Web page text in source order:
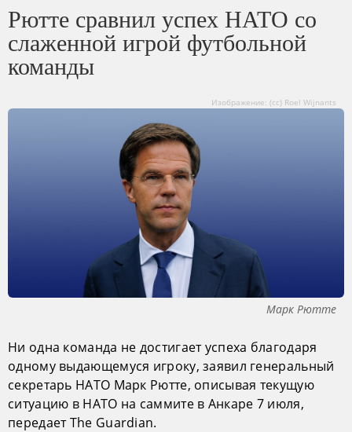
Рютте сравнил успех НАТО со
слаженной игрой футбольной
команды
Изображение: (cc) Roel Wijnants
Марк Рютте
Ни одна команда не достигает успеха благодаря
одному выдающемуся игроку, заявил генеральный
секретарь НАТО Марк Рютте, описывая текущую
ситуацию в НАТО на саммите в Анкаре 7 июля,
передает The Guardian.